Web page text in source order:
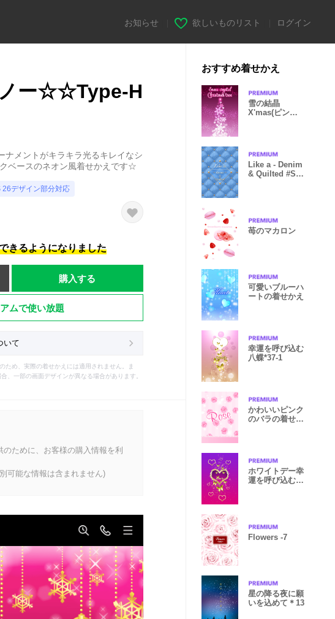
お知らせ 欲しいものリスト ログイン
ー☆☆Type-H
ナメントがキラキラ光るキレイなシ
ベースのネオン風着せかえです☆
26デザイン部分対応
きるようになりました
購入する
ムで使い放題
いて
ため、実際の着せかえには適用されません。ま
、一部の画面デザインが異なる場合があります。
ために、お客様の購入情報を利
可能な情報は含まれません)
おすすめ着せかえ
雪の結晶
X'mas(ピンク)
Like a - Denim
& Quilted #Sky
苺のマカロン
可愛いブルーハ
ートの着せかえ
幸運を呼び込む
八蝶*37-1
かわいいピンク
のバラの着せか
ホワイトデー幸
運を呼び込む八
Flowers -7
星の降る夜に願
いを込めて＊13